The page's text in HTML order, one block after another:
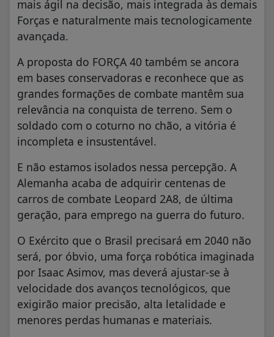
mais ágil na decisão, mais integrada às demais
Forças e naturalmente mais tecnologicamente
avançada.
A proposta do FORÇA 40 também se ancora
em bases conservadoras e reconhece que as
grandes formações de combate mantêm sua
relevância na conquista de terreno. Sem o
soldado com o coturno no chão, a vitória é
incompleta e insustentável.
E não estamos isolados nessa percepção. A
Alemanha acaba de adquirir centenas de
carros de combate Leopard 2A8, de última
geração, para emprego na guerra do futuro.
O Exército que o Brasil precisará em 2040 não
será, por óbvio, uma força robótica imaginada
por Isaac Asimov, mas deverá ajustar-se à
velocidade dos avanços tecnológicos, que
exigirão maior precisão, alta letalidade e
menores perdas humanas e materiais.